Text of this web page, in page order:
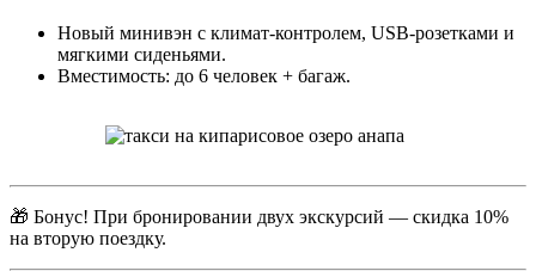
Новый минивэн с климат-контролем, USB-розетками и
мягкими сиденьями.
Вместимость: до 6 человек + багаж.
🎁 Бонус! При бронировании двух экскурсий — скидка 10%
на вторую поездку.